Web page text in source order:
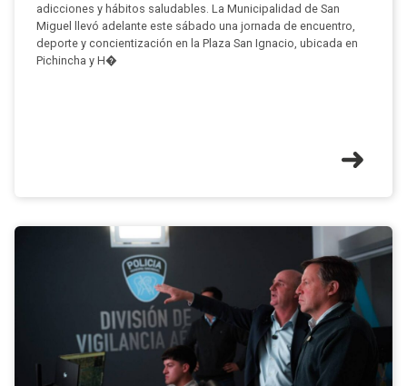
adicciones y hábitos saludables. La Municipalidad de San
Miguel llevó adelante este sábado una jornada de encuentro,
deporte y concientización en la Plaza San Ignacio, ubicada en
Pichincha y H�